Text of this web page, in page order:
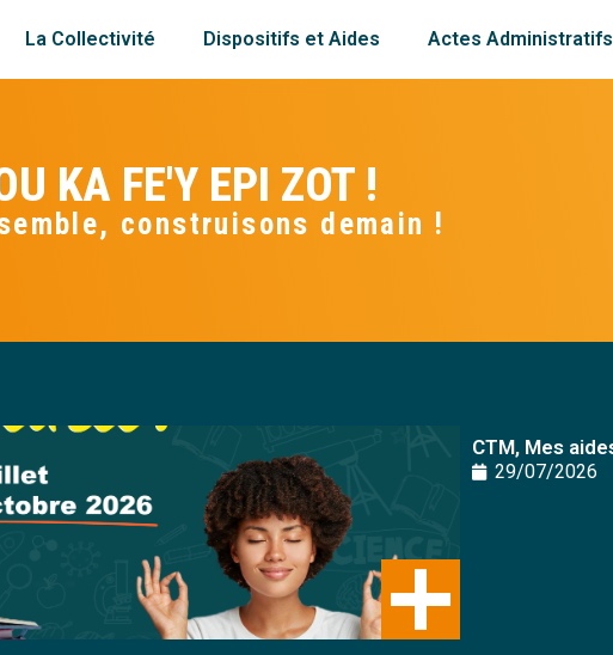
La Collectivité Dispositifs et Aides Actes Administratifs
KA FE'Y EPI ZOT !
construisons demain !
CTM, Mes
29/07/2026